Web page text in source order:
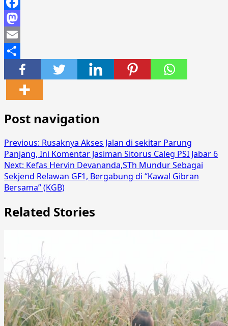
Facebook
Mastodon
Email
Share
Post navigation
Previous: Rusaknya Akses Jalan di sekitar Parung
Panjang, Ini Komentar Jasiman Sitorus Caleg PSI Jabar 6
Next: Kefas Hervin Devananda,STh Mundur Sebagai
Sekjend Relawan GF1, Bergabung di “Kawal Gibran
Bersama” (KGB)
Related Stories